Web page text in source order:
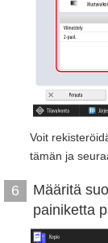
Voit
tämän ja
6
Määritä
painiketta